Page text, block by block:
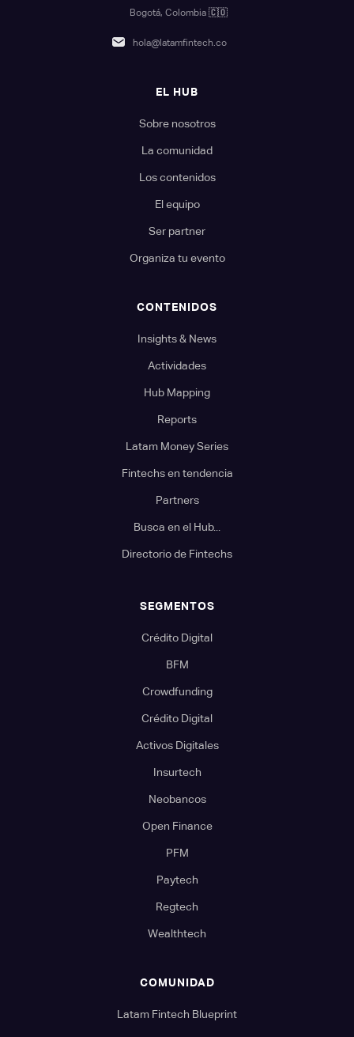
Bogotá, Colombia 🇨🇴
hola@latamfintech.co
EL HUB
Sobre nosotros
La comunidad
Los contenidos
El equipo
Ser partner
Organiza tu evento
CONTENIDOS
Insights & News
Actividades
Hub Mapping
Reports
Latam Money Series
Fintechs en tendencia
Partners
Busca en el Hub...
Directorio de Fintechs
SEGMENTOS
Crédito Digital
BFM
Crowdfunding
Crédito Digital
Activos Digitales
Insurtech
Neobancos
Open Finance
PFM
Paytech
Regtech
Wealthtech
COMUNIDAD
Latam Fintech Blueprint